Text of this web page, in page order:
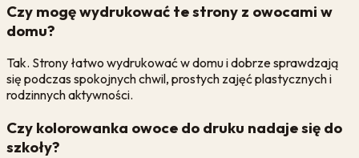
Czy mogę wydrukować te strony z owocami w
domu?
Tak. Strony łatwo wydrukować w domu i dobrze sprawdzają
się podczas spokojnych chwil, prostych zajęć plastycznych i
rodzinnych aktywności.
Czy kolorowanka owoce do druku nadaje się do
szkoły?